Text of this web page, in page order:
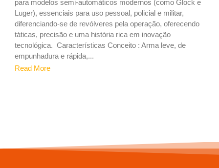
para modelos semi-automáticos modernos (como Glock e
Luger), essenciais para uso pessoal, policial e militar,
diferenciando-se de revólveres pela operação, oferecendo
táticas, precisão e uma história rica em inovação
tecnológica. Características Conceito : Arma leve, de
empunhadura e rápida,...
Read More